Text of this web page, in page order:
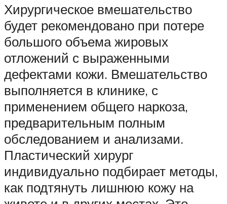
Хирургическое вмешательство
будет рекомендовано при потере
большого объема жировых
отложений с выраженными
дефектами кожи. Вмешательство
выполняется в клинике, с
применением общего наркоза,
предварительным полным
обследованием и анализами.
Пластический хирург
индивидуально подбирает методы,
как подтянуть лишнюю кожу на